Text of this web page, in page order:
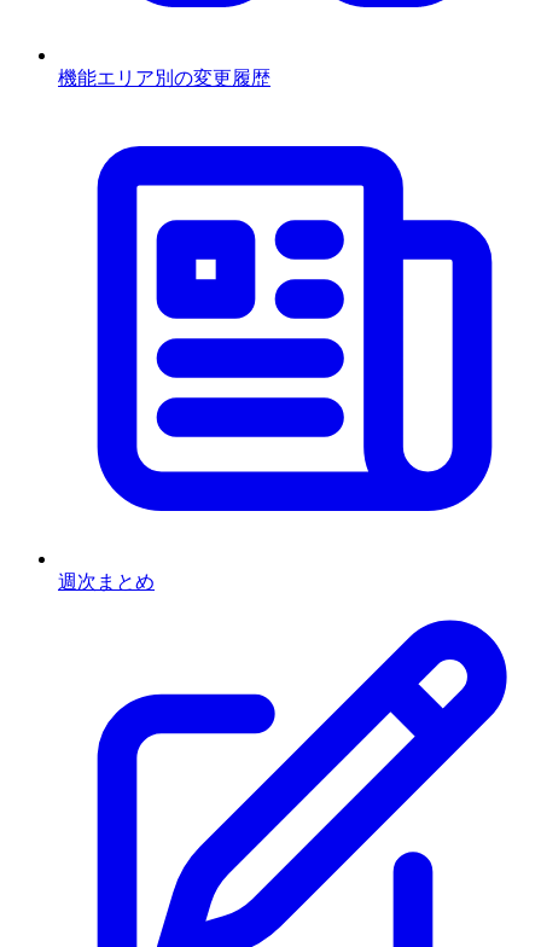
機能エリア別の変更履歴
週次まとめ